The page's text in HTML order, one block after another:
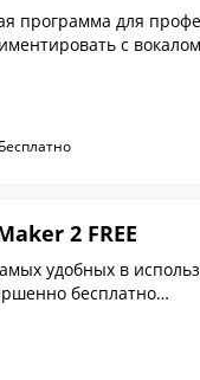
программа для
с
Бесплатно
2 FREE
удобных в
бесплатно…